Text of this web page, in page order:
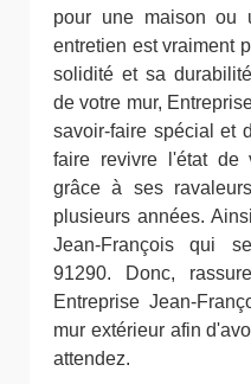
pour une maison ou
entretien est vraiment
solidité et sa
de votre mur,
savoir-faire spécial et
faire revivre l'état de
grâce à ses
plusieurs années.
Jean-François qui
91290. Donc,
Entreprise Jean-
mur extérieur afin
attendez.